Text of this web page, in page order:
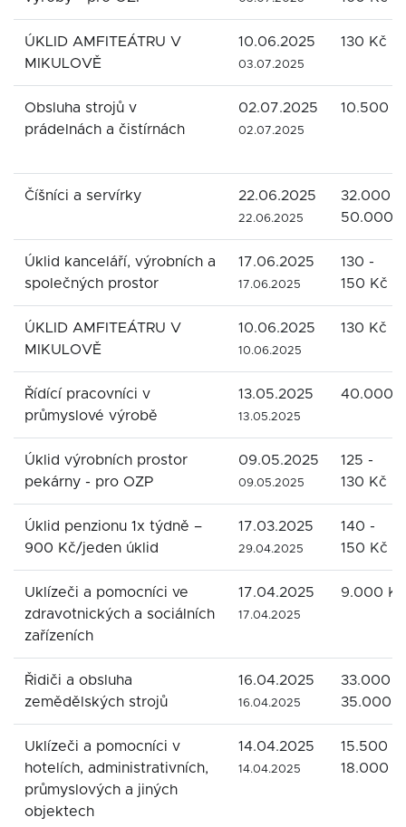
ÚKLID AMFITEÁTRU V
MIKULOVĚ
10.06.2025
03.07.2025
130 Kč
Obsluha strojů v
prádelnách a čistírnách
02.07.2025
02.07.2025
10.500
Číšníci a servírky 22.06.2025
22.06.2025
32.000 -
50.000
Úklid kanceláří, výrobních a
společných prostor
17.06.2025
17.06.2025
130 -
150 Kč
ÚKLID AMFITEÁTRU V
MIKULOVĚ
10.06.2025
10.06.2025
130 Kč
Řídící pracovníci v
průmyslové výrobě
13.05.2025
13.05.2025
40.000
Úklid výrobních prostor
pekárny - pro OZP
09.05.2025
09.05.2025
125 -
130 Kč
Úklid penzionu 1x týdně –
900 Kč/jeden úklid
17.03.2025
29.04.2025
140 -
150 Kč
Uklízeči a pomocníci ve
zdravotnických a sociálních
zařízeních
17.04.2025
17.04.2025
9.000 Kč
Řidiči a obsluha
zemědělských strojů
16.04.2025
16.04.2025
33.000 -
35.000
Uklízeči a pomocníci v
hotelích, administrativních,
průmyslových a jiných
objektech
14.04.2025
14.04.2025
15.500 -
18.000